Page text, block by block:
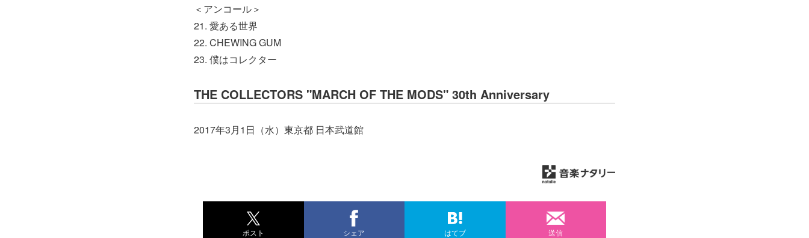
＜アンコール＞
21. 愛ある世界
22. CHEWING GUM
23. 僕はコレクター
THE COLLECTORS "MARCH OF THE MODS" 30th Anniversary
2017年3月1日（水）東京都 日本武道館
ポスト シェア はてブ 送信